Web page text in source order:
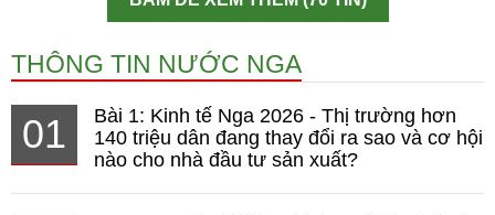
THÔNG TIN NƯỚC NGA
01
Bài 1: Kinh tế Nga 2026 - Thị trường hơn
140 triệu dân đang thay đổi ra sao và cơ hội
nào cho nhà đầu tư sản xuất?